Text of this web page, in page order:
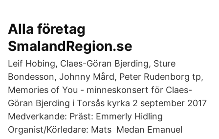
Alla företag
SmalandRegion.se
Leif Hobing, Claes-Göran Bjerding, Sture
Bondesson, Johnny Mård, Peter Rudenborg tp,
Memories of You - minneskonsert för Claes-
Göran Bjerding i Torsås kyrka 2 september 2017
Medverkande: Präst: Emmerly Hidling
Organist/Körledare: Mats Medan Emanuel